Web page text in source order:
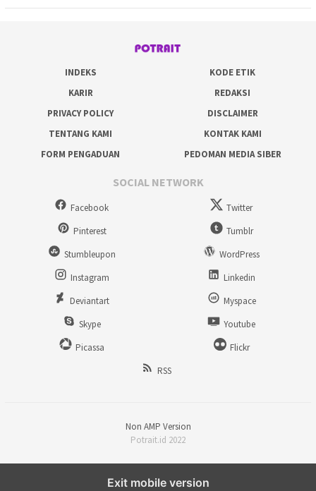
INDEKS
KODE ETIK
KARIR
REDAKSI
PRIVACY POLICY
DISCLAIMER
TENTANG KAMI
KONTAK KAMI
FORM PENGADUAN
PEDOMAN MEDIA SIBER
SOCIAL NETWORK
Facebook
Twitter
Pinterest
Tumblr
Stumbleupon
WordPress
Instagram
Linkedin
Deviantart
Myspace
Skype
Youtube
Picassa
Flickr
RSS
Non AMP Version
Potrait.id 2022
Exit mobile version